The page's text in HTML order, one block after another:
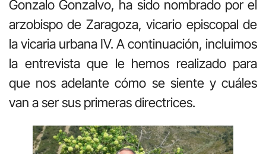
Gonzalo Gonzalvo, ha sido nombrado por el
arzobispo de Zaragoza, vicario episcopal de
la vicaria urbana IV. A continuación, incluimos
la entrevista que le hemos realizado para
que nos adelante cómo se siente y cuáles
van a ser sus primeras directrices.